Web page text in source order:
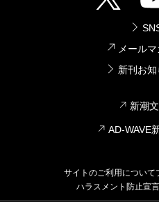
メール
新刊お
新潮
AD-WAVE
サイトのご利用について
ハラスメント防止宣言